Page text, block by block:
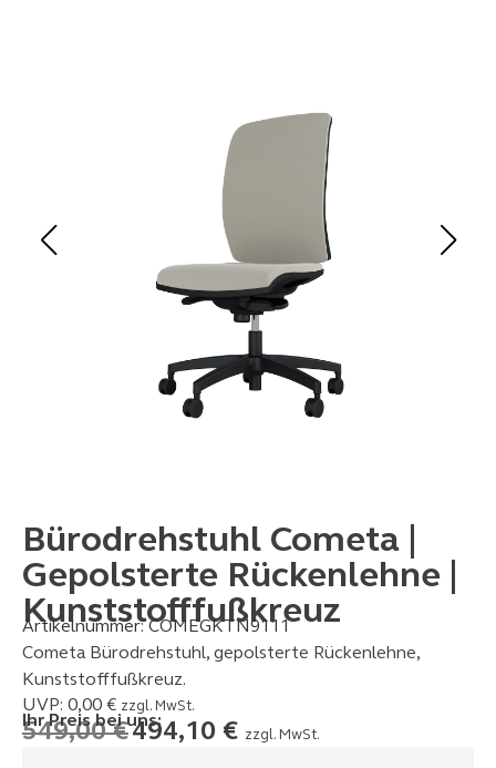
Bürodrehstuhl Cometa |
Gepolsterte Rückenlehne |
Kunststofffußkreuz
Artikelnummer:COMEGKTN9111
Cometa Bürodrehstuhl, gepolsterte Rückenlehne,
Kunststofffußkreuz.
UVP: 0,00 € zzgl. MwSt.
Ihr Preis bei uns:
549,00€494,10 € zzgl. MwSt.